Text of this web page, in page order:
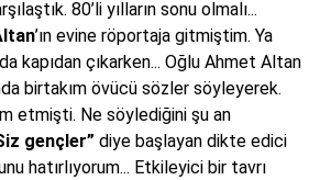
80’li yılların sonu olmalı...
’ın evine röportaja gitmiştim. Ya
kapıdan çıkarken... Oğlu Ahmet Altan
birtakım övücü sözler söyleyerek.
etmişti. Ne söylediğini şu an
gençler” diye başlayan dikte edici
hatırlıyorum... Etkileyici bir tavrı